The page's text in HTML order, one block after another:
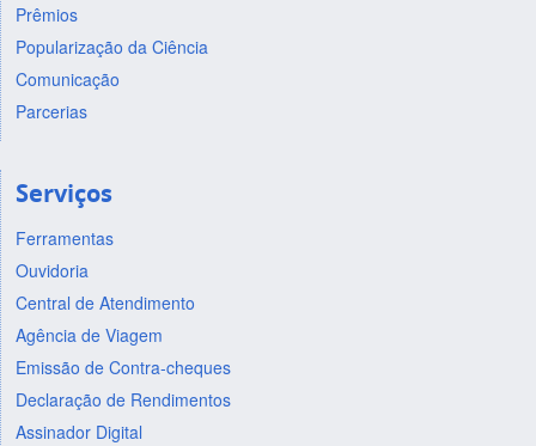
Prêmios
Popularização da Ciência
Comunicação
Parcerias
Serviços
Ferramentas
Ouvidoria
Central de Atendimento
Agência de Viagem
Emissão de Contra-cheques
Declaração de Rendimentos
Assinador Digital